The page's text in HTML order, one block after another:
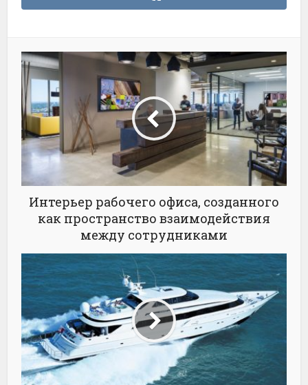
Интерьер рабочего офиса, созданного
как пространство взаимодействия
между сотрудниками